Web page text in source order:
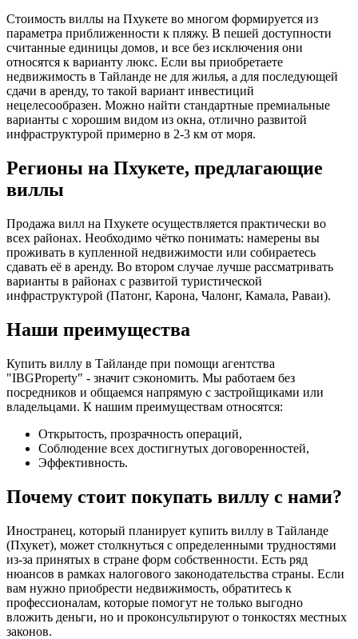
Стоимость виллы на Пхукете во многом формируется из
параметра приближенности к пляжу. В пешей доступности
считанные единицы домов, и все без исключения они
относятся к варианту люкс. Если вы приобретаете
недвижимость в Тайланде не для жилья, а для последующей
сдачи в аренду, то такой вариант инвестиций
нецелесообразен. Можно найти стандартные премиальные
варианты с хорошим видом из окна, отлично развитой
инфраструктурой примерно в 2-3 км от моря.
Регионы на Пхукете, предлагающие
виллы
Продажа вилл на Пхукете осуществляется практически во
всех районах. Необходимо чётко понимать: намерены вы
проживать в купленной недвижимости или собираетесь
сдавать её в аренду. Во втором случае лучше рассматривать
варианты в районах с развитой туристической
инфраструктурой (Патонг, Карона, Чалонг, Камала, Раваи).
Наши преимущества
Купить виллу в Тайланде при помощи агентства
"IBGProperty" - значит сэкономить. Мы работаем без
посредников и общаемся напрямую с застройщиками или
владельцами. К нашим преимуществам относятся:
Открытость, прозрачность операций,
Соблюдение всех достигнутых договоренностей,
Эффективность.
Почему стоит покупать виллу с нами?
Иностранец, который планирует купить виллу в Тайланде
(Пхукет), может столкнуться с определенными трудностями
из-за принятых в стране форм собственности. Есть ряд
нюансов в рамках налогового законодательства страны. Если
вам нужно приобрести недвижимость, обратитесь к
профессионалам, которые помогут не только выгодно
вложить деньги, но и проконсультируют о тонкостях местных
законов.